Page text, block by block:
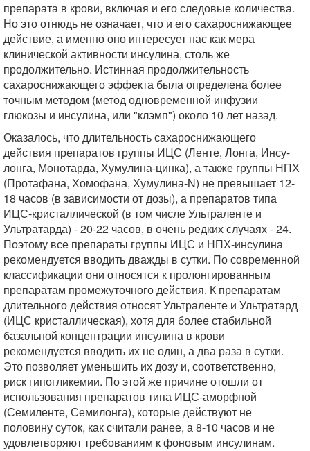
препарата в крови, включая и его следовые количества.
Но это отнюдь не означает, что и его сахароснижающее
действие, а именно оно интересует нас как мера
клинической активности инсулина, столь же
продолжительно. Истинная продолжительность
сахароснижающего эффекта была определена более
точным методом (метод одновременной инфузии
глюкозы и инсулина, или "клэмп") около 10 лет назад.
Оказалось, что длительность сахароснижающего
действия препаратов группы ИЦС (Ленте, Лонга, Инсу-
лонга, Монотарда, Хумулина-цинка), а также группы НПХ
(Протафана, Хомофана, Хумулина-N) не превышает 12-
18 часов (в зависимости от дозы), а препаратов типа
ИЦС-кристаллической (в том числе Ультраленте и
Ультратарда) - 20-22 часов, в очень редких случаях - 24.
Поэтому все препараты группы ИЦС и НПХ-инсулина
рекомендуется вводить дважды в сутки. По современной
классификации они относятся к пролонгированным
препаратам промежуточного действия. К препаратам
длительного действия относят Ультраленте и Ультратард
(ИЦС кристаллическая), хотя для более стабильной
базальной концентрации инсулина в крови
рекомендуется вводить их не один, а два раза в сутки.
Это позволяет уменьшить их дозу и, соответственно,
риск гипогликемии. По этой же причине отошли от
использования препаратов типа ИЦС-аморфной
(Семиленте, Семилонга), которые действуют не
половину суток, как считали ранее, а 8-10 часов и не
удовлетворяют требованиям к фоновым инсулинам.